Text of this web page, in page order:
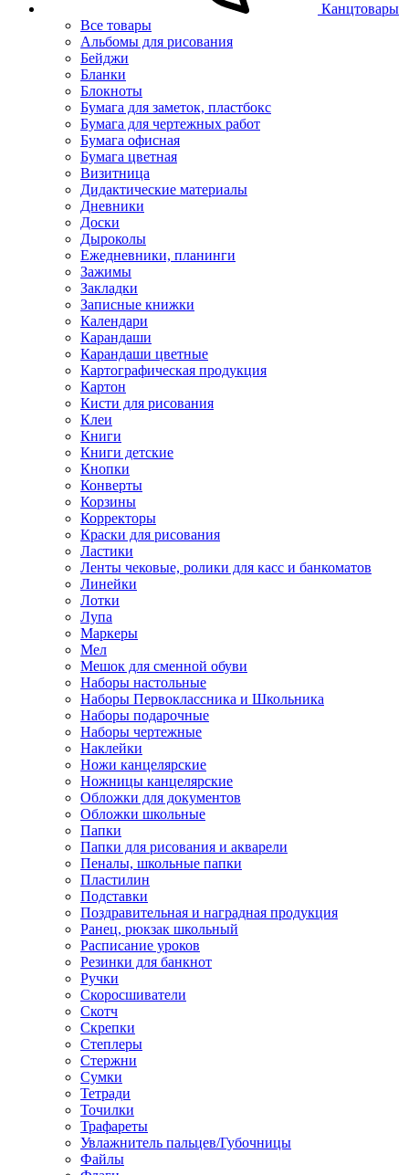
Канцтовары
Все товары
Альбомы для рисования
Бейджи
Бланки
Блокноты
Бумага для заметок, пластбокс
Бумага для чертежных работ
Бумага офисная
Бумага цветная
Визитница
Дидактические материалы
Дневники
Доски
Дыроколы
Ежедневники, планинги
Зажимы
Закладки
Записные книжки
Календари
Карандаши
Карандаши цветные
Картографическая продукция
Картон
Кисти для рисования
Клеи
Книги
Книги детские
Кнопки
Конверты
Корзины
Корректоры
Краски для рисования
Ластики
Ленты чековые, ролики для касс и банкоматов
Линейки
Лотки
Лупа
Маркеры
Мел
Мешок для сменной обуви
Наборы настольные
Наборы Первоклассника и Школьника
Наборы подарочные
Наборы чертежные
Наклейки
Ножи канцелярские
Ножницы канцелярские
Обложки для документов
Обложки школьные
Папки
Папки для рисования и акварели
Пеналы, школьные папки
Пластилин
Подставки
Поздравительная и наградная продукция
Ранец, рюкзак школьный
Расписание уроков
Резинки для банкнот
Ручки
Скоросшиватели
Скотч
Скрепки
Степлеры
Стержни
Сумки
Тетради
Точилки
Трафареты
Увлажнитель пальцев/Губочницы
Файлы